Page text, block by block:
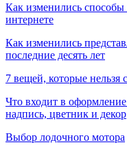
Как изменились
интернете
Как изменились
последние десять лет
7 вещей, которые нельзя
Что входит в
надпись, цветник и декор
Выбор лодочного мотора